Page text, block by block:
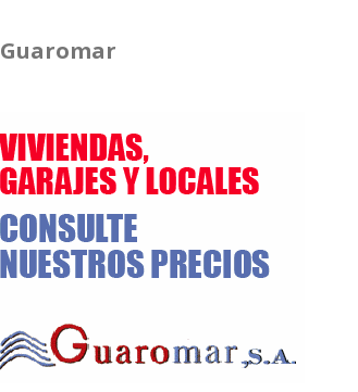
Guaromar